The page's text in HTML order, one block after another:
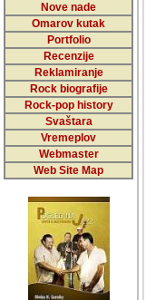
Nove nade
Omarov kutak
Portfolio
Recenzije
Reklamiranje
Rock biografije
Rock-pop history
Svaštara
Vremeplov
Webmaster
Web Site Map